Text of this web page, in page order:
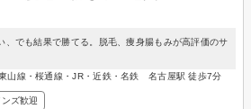
、でも結果で勝てる。脱毛、痩身腸もみが高評価のサ
山線・桜通線・JR・近鉄・名鉄 名古屋駅 徒歩7分
ンズ歓迎